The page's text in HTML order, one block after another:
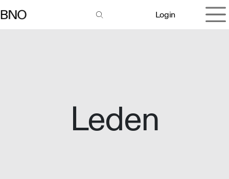
Login
Leden